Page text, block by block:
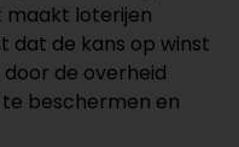
maakt loterijen
dat de kans op winst
door de overheid
beschermen en